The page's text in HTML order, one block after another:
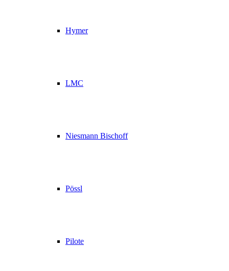
Hymer
LMC
Niesmann Bischoff
Pössl
Pilote